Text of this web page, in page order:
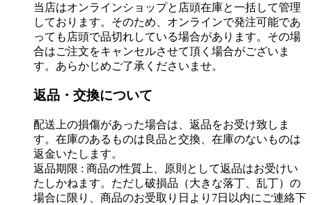
当店はオンラインショップと店頭在庫と一括して管理
しております。そのため、オンラインで発注可能であ
っても店頭で品切れしている場合があります。その場
合はご注文をキャンセルさせて頂く場合がございま
す。あらかじめご了承くださいませ。
返品・交換について
配送上の損傷があった場合は、返品をお受け致しま
す。在庫のあるものは良品と交換、在庫のないものは
返金いたします。
返品期限 : 商品の性質上、原則として返品はお受けい
たしかねます。ただし破損品（大きな落丁、乱丁）の
場合に限り、商品のお受取り日より7日以内にご連絡下